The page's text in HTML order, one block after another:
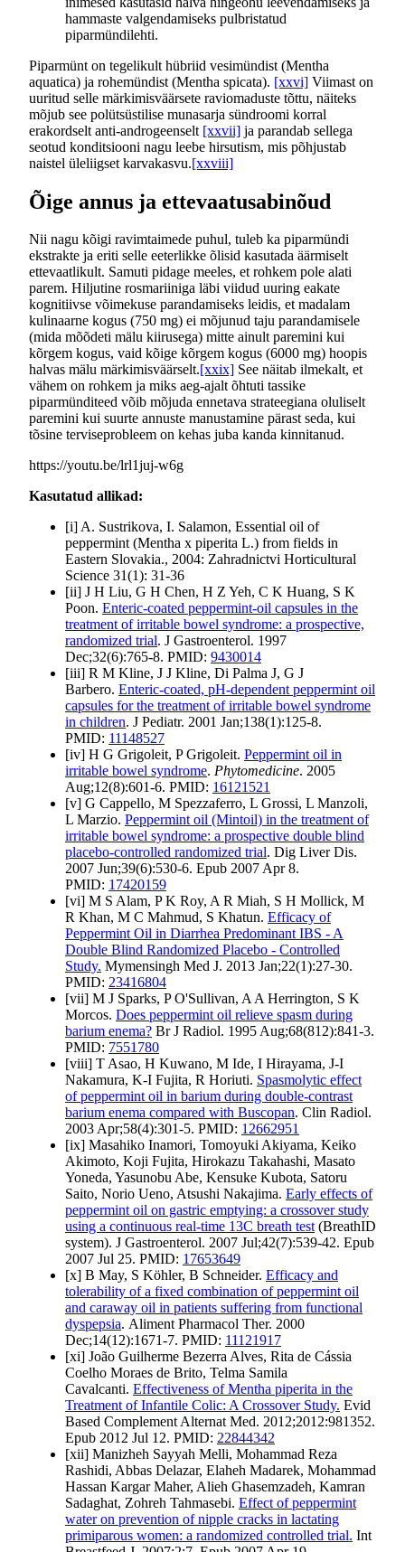
hammaste valgendamiseks pulbristatud
piparmündilehti.
Piparmünt on tegelikult hübriid vesimündist (Mentha
aquatica) ja rohemündist (Mentha spicata). [xxvi] Viimast on
uuritud selle märkimisväärsete raviomaduste tõttu, näiteks
mõjub see polütsüstilise munasarja sündroomi korral
erakordselt anti-androgeenselt [xxvii] ja parandab sellega
seotud konditsiooni nagu leebe hirsutism, mis põhjustab
naistel üleliigset karvakasvu.[xxviii]
Õige annus ja ettevaatusabinõud
Nii nagu kõigi ravimtaimede puhul, tuleb ka piparmündi
ekstrakte ja eriti selle eeterlikke õlisid kasutada äärmiselt
ettevaatlikult. Samuti pidage meeles, et rohkem pole alati
parem. Hiljutine rosmariiniga läbi viidud uuring eakate
kognitiivse võimekuse parandamiseks leidis, et madalam
kulinaarne kogus (750 mg) ei mõjunud taju parandamisele
(mida mõõdeti mälu kiirusega) mitte ainult paremini kui
kõrgem kogus, vaid kõige kõrgem kogus (6000 mg) hoopis
halvas mälu märkimisväärselt.[xxix] See näitab ilmekalt, et
vähem on rohkem ja miks aeg-ajalt õhtuti tassike
piparmünditeed võib mõjuda ennetava strateegiana oluliselt
paremini kui suurte annuste manustamine pärast seda, kui
tõsine terviseprobleem on kehas juba kanda kinnitanud.
https://youtu.be/lrl1juj-w6g
Kasutatud allikad:
[i] A. Sustrikova, I. Salamon, Essential oil of
peppermint (Mentha x piperita L.) from fields in
Eastern Slovakia., 2004: Zahradnictvi Horticultural
Science 31(1): 31-36
[ii] J H Liu, G H Chen, H Z Yeh, C K Huang, S K
Poon. Enteric-coated peppermint-oil capsules in the
treatment of irritable bowel syndrome: a prospective,
randomized trial. J Gastroenterol. 1997
Dec;32(6):765-8. PMID: 9430014
[iii] R M Kline, J J Kline, Di Palma J, G J
Barbero. Enteric-coated, pH-dependent peppermint oil
capsules for the treatment of irritable bowel syndrome
in children. J Pediatr. 2001 Jan;138(1):125-8.
PMID: 11148527
[iv] H G Grigoleit, P Grigoleit. Peppermint oil in
irritable bowel syndrome. Phytomedicine. 2005
Aug;12(8):601-6. PMID: 16121521
[v] G Cappello, M Spezzaferro, L Grossi, L Manzoli,
L Marzio. Peppermint oil (Mintoil) in the treatment of
irritable bowel syndrome: a prospective double blind
placebo-controlled randomized trial. Dig Liver Dis.
2007 Jun;39(6):530-6. Epub 2007 Apr 8.
PMID: 17420159
[vi] M S Alam, P K Roy, A R Miah, S H Mollick, M
R Khan, M C Mahmud, S Khatun. Efficacy of
Peppermint Oil in Diarrhea Predominant IBS - A
Double Blind Randomized Placebo - Controlled
Study. Mymensingh Med J. 2013 Jan;22(1):27-30.
PMID: 23416804
[vii] M J Sparks, P O'Sullivan, A A Herrington, S K
Morcos. Does peppermint oil relieve spasm during
barium enema? Br J Radiol. 1995 Aug;68(812):841-3.
PMID: 7551780
[viii] T Asao, H Kuwano, M Ide, I Hirayama, J-I
Nakamura, K-I Fujita, R Horiuti. Spasmolytic effect
of peppermint oil in barium during double-contrast
barium enema compared with Buscopan. Clin Radiol.
2003 Apr;58(4):301-5. PMID: 12662951
[ix] Masahiko Inamori, Tomoyuki Akiyama, Keiko
Akimoto, Koji Fujita, Hirokazu Takahashi, Masato
Yoneda, Yasunobu Abe, Kensuke Kubota, Satoru
Saito, Norio Ueno, Atsushi Nakajima. Early effects of
peppermint oil on gastric emptying: a crossover study
using a continuous real-time 13C breath test(BreathID
system). J Gastroenterol. 2007 Jul;42(7):539-42. Epub
2007 Jul 25. PMID: 17653649
[x] B May, S Köhler, B Schneider. Efficacy and
tolerability of a fixed combination of peppermint oil
and caraway oil in patients suffering from functional
dyspepsia. Aliment Pharmacol Ther. 2000
Dec;14(12):1671-7. PMID: 11121917
[xi] João Guilherme Bezerra Alves, Rita de Cássia
Coelho Moraes de Brito, Telma Samila
Cavalcanti. Effectiveness of Mentha piperita in the
Treatment of Infantile Colic: A Crossover Study. Evid
Based Complement Alternat Med. 2012;2012:981352.
Epub 2012 Jul 12. PMID: 22844342
[xii] Manizheh Sayyah Melli, Mohammad Reza
Rashidi, Abbas Delazar, Elaheh Madarek, Mohammad
Hassan Kargar Maher, Alieh Ghasemzadeh, Kamran
Sadaghat, Zohreh Tahmasebi. Effect of peppermint
water on prevention of nipple cracks in lactating
primiparous women: a randomized controlled trial. Int